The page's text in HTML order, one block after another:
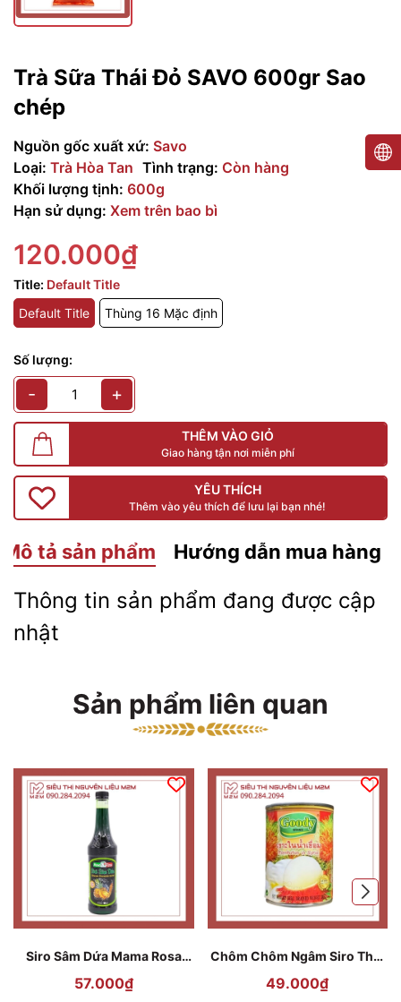
Trà Sữa Thái Đỏ SAVO 600gr Sao
chép
Nguồn gốc xuất xứ: Savo
Loại: Trà Hòa Tan Tình trạng: Còn hàng
Khối lượng tịnh: 600g
Hạn sử dụng: Xem trên bao bì
120.000₫
Title: Default Title
Default Title
Thùng 16 Mặc định
Số lượng:
- +
THÊM VÀO GIỎ
Giao hàng tận nơi miễn phí
YÊU THÍCH
Thêm vào yêu thích để lưu lại bạn nhé!
Mô tả sản phẩm Hướng dẫn mua hàng
Thông tin sản phẩm đang được cập
nhật
Sản phẩm liên quan
Siro Sâm Dứa Mama Rosa
57.000₫
Chôm Chôm Ngâm Siro Thái
49.000₫